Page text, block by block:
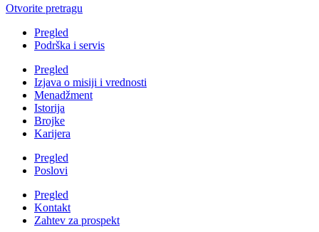
Otvorite pretragu
Pregled
Podrška i servis
Pregled
Izjava o misiji i vrednosti
Menadžment
Istorija
Brojke
Karijera
Pregled
Poslovi
Pregled
Kontakt
Zahtev za prospekt